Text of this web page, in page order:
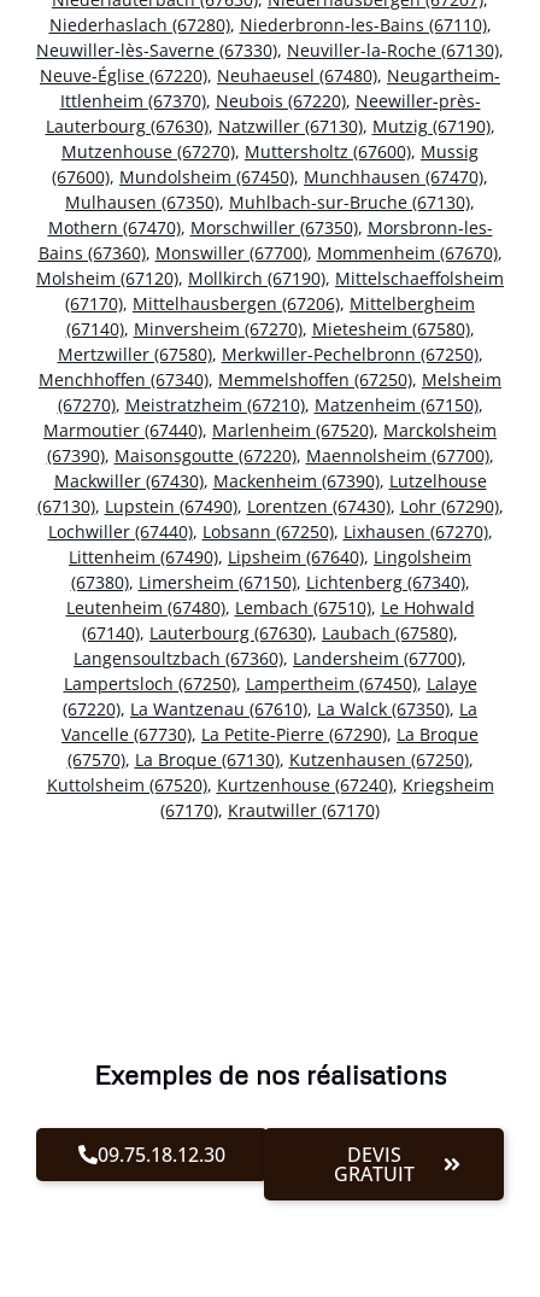
Niederhaslach (67280), Niederbronn-les-Bains (67110),
Neuwiller-lès-Saverne (67330), Neuviller-la-Roche (67130),
Neuve-Église (67220), Neuhaeusel (67480), Neugartheim-
Ittlenheim (67370), Neubois (67220), Neewiller-près-
Lauterbourg (67630), Natzwiller (67130), Mutzig (67190),
Mutzenhouse (67270), Muttersholtz (67600), Mussig
(67600), Mundolsheim (67450), Munchhausen (67470),
Mulhausen (67350), Muhlbach-sur-Bruche (67130),
Mothern (67470), Morschwiller (67350), Morsbronn-les-
Bains (67360), Monswiller (67700), Mommenheim (67670),
Molsheim (67120), Mollkirch (67190), Mittelschaeffolsheim
(67170), Mittelhausbergen (67206), Mittelbergheim
(67140), Minversheim (67270), Mietesheim (67580),
Mertzwiller (67580), Merkwiller-Pechelbronn (67250),
Menchhoffen (67340), Memmelshoffen (67250), Melsheim
(67270), Meistratzheim (67210), Matzenheim (67150),
Marmoutier (67440), Marlenheim (67520), Marckolsheim
(67390), Maisonsgoutte (67220), Maennolsheim (67700),
Mackwiller (67430), Mackenheim (67390), Lutzelhouse
(67130), Lupstein (67490), Lorentzen (67430), Lohr (67290),
Lochwiller (67440), Lobsann (67250), Lixhausen (67270),
Littenheim (67490), Lipsheim (67640), Lingolsheim
(67380), Limersheim (67150), Lichtenberg (67340),
Leutenheim (67480), Lembach (67510), Le Hohwald
(67140), Lauterbourg (67630), Laubach (67580),
Langensoultzbach (67360), Landersheim (67700),
Lampertsloch (67250), Lampertheim (67450), Lalaye
(67220), La Wantzenau (67610), La Walck (67350), La
Vancelle (67730), La Petite-Pierre (67290), La Broque
(67570), La Broque (67130), Kutzenhausen (67250),
Kuttolsheim (67520), Kurtzenhouse (67240), Kriegsheim
(67170), Krautwiller (67170)
Exemples de nos réalisations
09.75.18.12.30 DEVIS
GRATUIT